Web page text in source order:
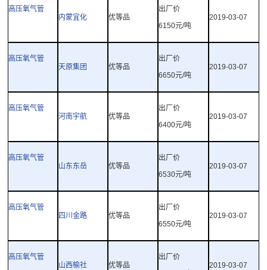
高压氧气管
内蒙宜化
优等品
出厂价
6150元/吨
2019-03-07
高压氧气管
天原集团
优等品
出厂价
6650元/吨
2019-03-07
高压氧气管
河南宇航
优等品
出厂价
6400元/吨
2019-03-07
高压氧气管
山东东岳
优等品
出厂价
6530元/吨
2019-03-07
高压氧气管
四川金路
优等品
出厂价
6550元/吨
2019-03-07
高压氧气管
山西榆社
优等品
出厂价
2019-03-07